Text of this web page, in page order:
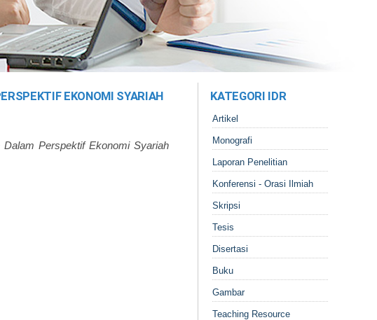
EKONOMI SYARIAH
Perspektif Ekonomi Syariah
KATEGORI IDR
Artikel
Monografi
Laporan Penelitian
Konferensi - Orasi Ilmiah
Skripsi
Tesis
Disertasi
Buku
Gambar
Teaching Resource